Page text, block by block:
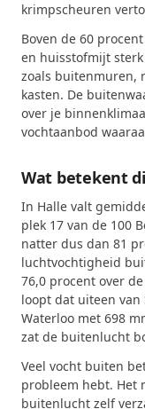
krimpscheuren
Boven de 60
en huisstofmijt
zoals buitenmuren,
kasten. De
over je
vochtaanbod
Wat betekent
In Halle valt
plek 17 van de 100
natter dus dan 81
luchtvochtigheid
76,0 procent over
loopt dat uiteen van
Waterloo met 698
zat de buitenlucht
Veel vocht buiten
probleem hebt. Het
buitenlucht zelf